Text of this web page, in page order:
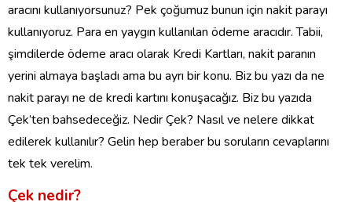
aracını kullanıyorsunuz? Pek çoğumuz bunun için nakit parayı
kullanıyoruz. Para en yaygın kullanılan ödeme aracıdır. Tabii,
şimdilerde ödeme aracı olarak Kredi Kartları, nakit paranın
yerini almaya başladı ama bu ayrı bir konu. Biz bu yazı da ne
nakit parayı ne de kredi kartını konuşacağız. Biz bu yazıda
Çek’ten bahsedeceğiz. Nedir Çek? Nasıl ve nelere dikkat
edilerek kullanılır? Gelin hep beraber bu soruların cevaplarını
tek tek verelim.
Çek nedir?